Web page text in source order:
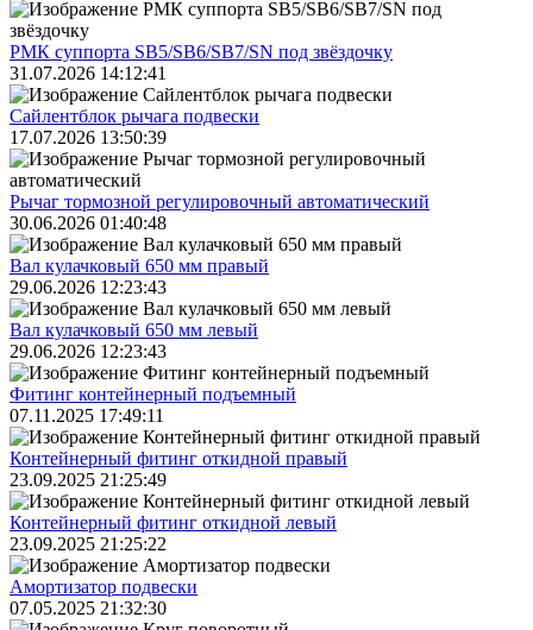
РМК суппорта SB5/SB6/SB7/SN под звёздочку
31.07.2026 14:12:41
Сайлентблок рычага подвески
17.07.2026 13:50:39
Рычаг тормозной регулировочный автоматический
30.06.2026 01:40:48
Вал кулачковый 650 мм правый
29.06.2026 12:23:43
Вал кулачковый 650 мм левый
29.06.2026 12:23:43
Фитинг контейнерный подъемный
07.11.2025 17:49:11
Контейнерный фитинг откидной правый
23.09.2025 21:25:49
Контейнерный фитинг откидной левый
23.09.2025 21:25:22
Амортизатор подвески
07.05.2025 21:32:30